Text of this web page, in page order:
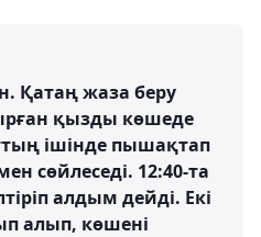
Қатаң жаза беру
қызды көшеде
ішінде пышақтап
сөйлеседі. 12:40-та
алдым дейді. Екі
алып, көшені